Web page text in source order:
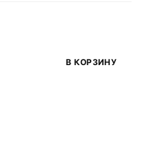
В КОРЗИНУ